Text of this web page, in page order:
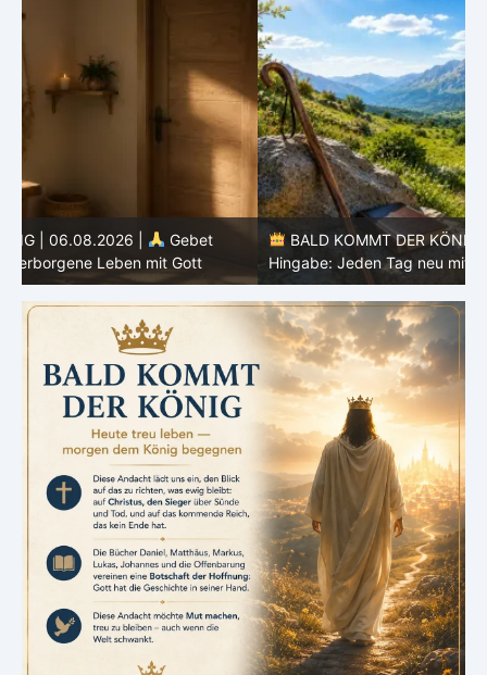
BALD KOMMT DER KÖNIG | 05.08.2026 |
Tägliche
Hingabe: Jeden Tag neu mit Christus